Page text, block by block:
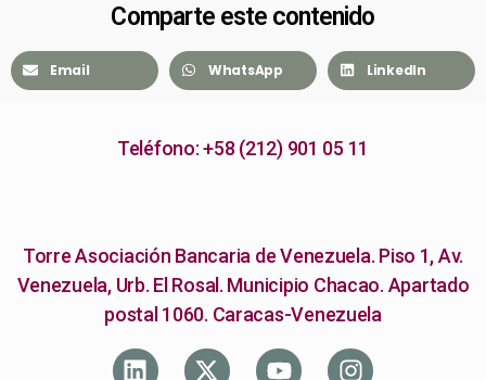
Comparte este contenido
Email WhatsApp LinkedIn
Teléfono: +58 (212) 901 05 11
Torre Asociación Bancaria de Venezuela. Piso 1, Av.
Venezuela, Urb. El Rosal. Municipio Chacao. Apartado
postal 1060. Caracas-Venezuela